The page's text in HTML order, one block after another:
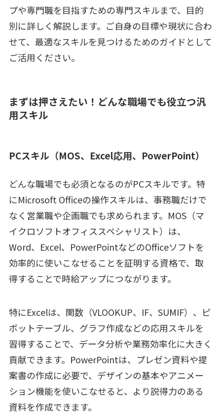
プや専門職を目指すための専門スキルまで、目的
別に詳しく解説します。ご自身の目標や現状に合わ
せて、最適なスキルを見つけるためのガイドとして
ご活用ください。
まずは押さえたい！どんな職場でも役立つ汎
用スキル
PCスキル（MOS、Excel応用、PowerPoint）
どんな職場でも必須となるのがPCスキルです。特
にMicrosoft Officeの操作スキルは、事務職だけで
なく営業職や企画職でも求められます。MOS（マ
イクロソフトオフィススペシャリスト）は、
Word、Excel、PowerPointなどのOfficeソフトを
効率的に使いこなせることを証明する資格で、取
得することで時給アップにつながります。
特にExcelは、関数（VLOOKUP、IF、SUMIF）、ピ
ボットテーブル、グラフ作成などの応用スキルを
習得することで、データ分析や業務効率化に大きく
貢献できます。PowerPointは、プレゼン資料や提
案書の作成に必要で、デザインの基本やアニメー
ション機能を使いこなせると、より説得力のある
資料を作成できます。